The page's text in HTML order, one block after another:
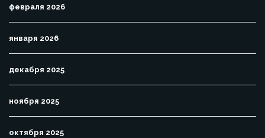
февраля 2026
января 2026
декабря 2025
ноября 2025
октября 2025